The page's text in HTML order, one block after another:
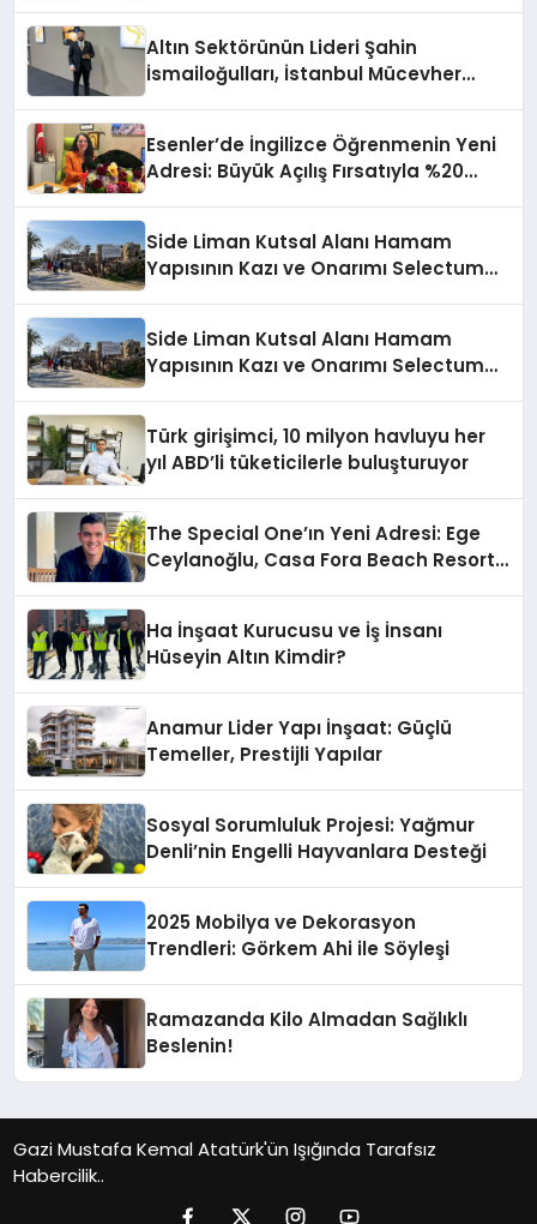
Altın Sektörünün Lideri Şahin
İsmailoğulları, İstanbul Mücevher
Esenler’de İngilizce Öğrenmenin Yeni
Adresi: Büyük Açılış Fırsatıyla %20
Side Liman Kutsal Alanı Hamam
Yapısının Kazı ve Onarımı Selectum
Side Liman Kutsal Alanı Hamam
Yapısının Kazı ve Onarımı Selectum
Türk girişimci, 10 milyon havluyu her
yıl ABD’li tüketicilerle buluşturuyor
The Special One’ın Yeni Adresi: Ege
Ceylanoğlu, Casa Fora Beach Resort
Ha İnşaat Kurucusu ve İş İnsanı
Hüseyin Altın Kimdir?
Anamur Lider Yapı İnşaat: Güçlü
Temeller, Prestijli Yapılar
Sosyal Sorumluluk Projesi: Yağmur
Denli’nin Engelli Hayvanlara Desteği
2025 Mobilya ve Dekorasyon
Trendleri: Görkem Ahi ile Söyleşi
Ramazanda Kilo Almadan Sağlıklı
Beslenin!
Gazi Mustafa Kemal Atatürk'ün Işığında Tarafsız
Habercilik..